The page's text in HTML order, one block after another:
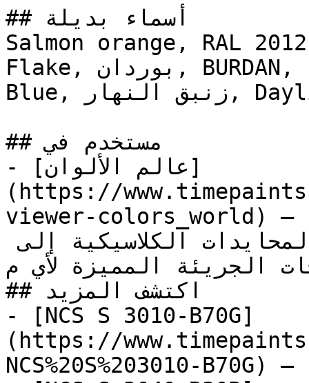
## أسماء بديلة
Salmon orange, RAL
Flake, بوردان, BURDAN, Emotional, Oriole, Europe
Blue, زنبق النهار, Daylily
## مستخدم في
- [عالم الألوان]
(https://
viewer-colors_world) — مجموعة شاملة تغطي الطيف
الكامل من الألوان، من المحايدات الكلاسيكية إلى
الجريئة المميزة لأي م...
## اكتشف المزيد
- [NCS S 3010-B70G]
(https://
NCS%20S%203010-B70G)